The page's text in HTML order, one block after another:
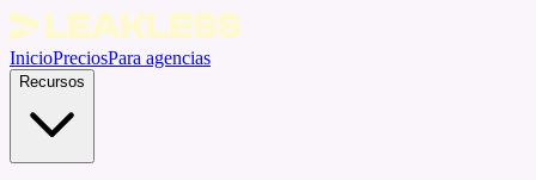
InicioPreciosPara agencias
Recursos